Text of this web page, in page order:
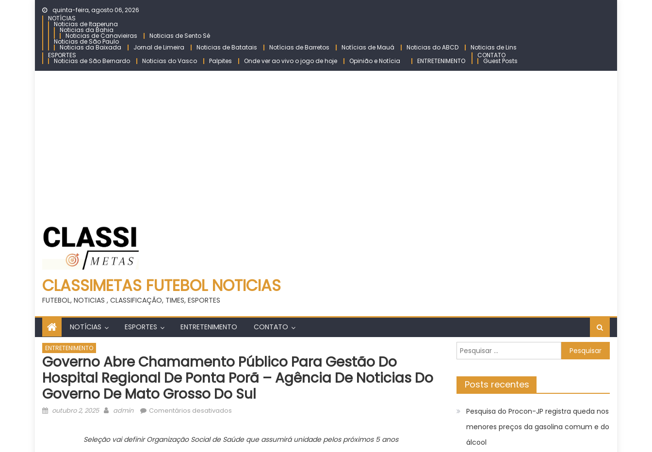
Skip
content
quinta-feira, agosto 06, 2026
NOTÍCIAS
Noticias de Itaperuna
Noticias da Bahia
Noticias de Canavieiras Noticias de Sento Sé
Noticias de São Paulo
Noticias da Baixada Jornal de Limeira Noticias de Batatais Notícias de Barretos Notícias de Mauá Noticias do ABCD
Noticias de Lins
ESPORTES
Noticias de São Bernardo Noticias do Vasco Palpites Onde ver ao vivo o jogo de hoje Opinião e Notícia ENTRETENIMENTO
CONTATO
Guest Posts
CLASSIMETAS FUTEBOL NOTICIAS
FUTEBOL, NOTICIAS , CLASSIFICAÇÃO, TIMES, ESPORTES
NOTÍCIAS ESPORTES ENTRETENIMENTO CONTATO
ENTRETENIMENTO
Governo Abre Chamamento Público Para Gestão Do
Hospital Regional De Ponta Porã – Agência De Noticias Do
Governo De Mato Grosso Do Sul
Posted
outubro 2, 2025 Author
admin Comentários desativados
chamamento
Seleção vai definir Organização Social de Saúde que assumirá unidade pelos próximos 5 anos
Pesquisar
por:
Posts recentes
Pesquisa do Procon-JP registra queda nos
menores preços da gasolina comum e do
álcool